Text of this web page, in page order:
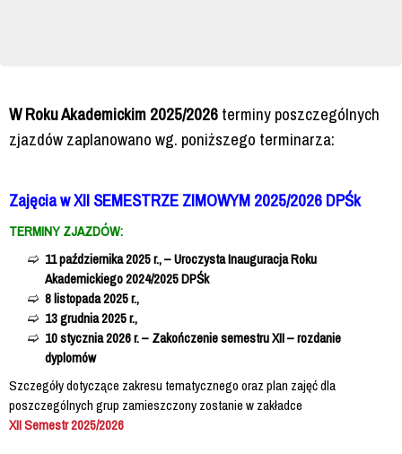
W Roku Akademickim 2025/2026 terminy poszczególnych
zjazdów zaplanowano wg. poniższego terminarza:
Zajęcia w XII SEMESTRZE ZIMOWYM 2025/2026 DPŚk
TERMINY ZJAZDÓW:
11 października 2025 r., – Uroczysta Inauguracja Roku
Akademickiego 2024/2025 DPŚk
8 listopada 2025 r.,
13 grudnia 2025 r.,
10 stycznia 2026 r. – Zakończenie semestru XII – rozdanie
dyplomów
Szczegóły dotyczące zakresu tematycznego oraz plan zajęć dla
poszczególnych grup zamieszczony zostanie w zakładce
XII Semestr 2025/2026